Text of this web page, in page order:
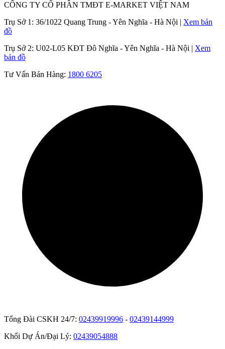
CÔNG TY CỔ PHẦN TMĐT E-MARKET VIỆT NAM
Trụ Sở 1: 36/1022 Quang Trung - Yên Nghĩa - Hà Nội | Xem bản
đồ
Trụ Sở 2: U02-L05 KĐT Đô Nghĩa - Yên Nghĩa - Hà Nội | Xem
bản đồ
Tư Vấn Bán Hàng: 1800 6205
Tổng Đài CSKH 24/7: 02439919996 - 02439144999
Khối Dự Án/Đại Lý: 02439054888